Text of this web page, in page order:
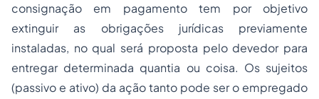
consignação em pagamento tem por objetivo
extinguir as obrigações jurídicas previamente
instaladas, no qual será proposta pelo devedor para
entregar determinada quantia ou coisa. Os sujeitos
(passivo e ativo) da ação tanto pode ser o empregado